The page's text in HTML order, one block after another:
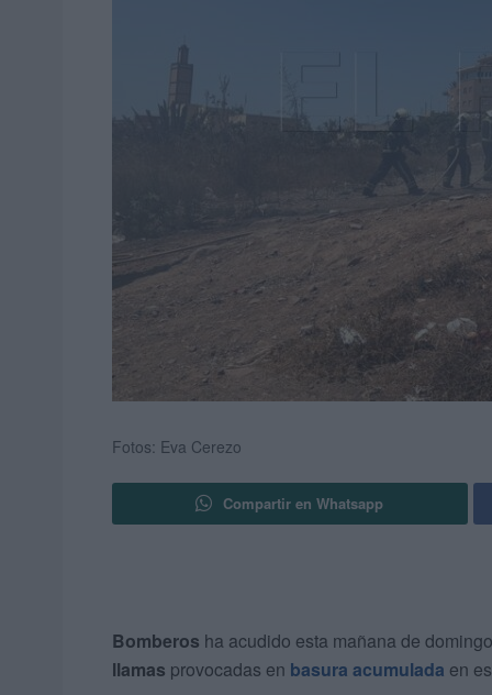
Fotos: Eva Cerezo
Compartir en Whatsapp
Bomberos ha acudido esta mañana de domingo
llamas provocadas en basura acumulada en